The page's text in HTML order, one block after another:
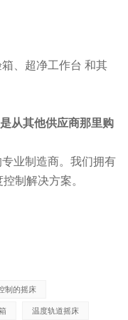
、超净工作台 和其
从其他供应商那里购
业制造商。我们拥有
制解决方案。
制的摇床
温度轨道摇床